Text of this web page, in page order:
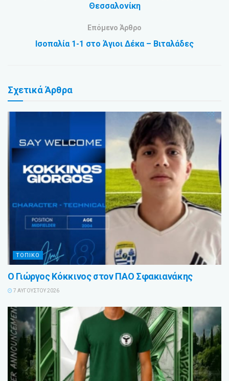
Θεσσαλονίκη
Επόμενο Άρθρο
Ισοπαλία 1-1 στο Άγιοι Δέκα – Βιταλάδες
ΣχετικάΆρθρα
ΤΟΠΙΚΟ
Ο Γιώργος Κόκκινος στον ΠΑΟ Σφακιανάκης
7 ΑΥΓΟΎΣΤΟΥ 2026